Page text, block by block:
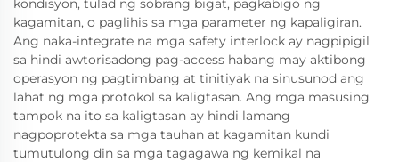
kagamitan, o paglihis sa mga parameter ng kapaligiran.
Ang naka-integrate na mga safety interlock ay nagpipigil
sa hindi awtorisadong pag-access habang may aktibong
operasyon ng pagtimbang at tinitiyak na sinusunod ang
lahat ng mga protokol sa kaligtasan. Ang mga masusing
tampok na ito sa kaligtasan ay hindi lamang
nagpoprotekta sa mga tauhan at kagamitan kundi
tumutulong din sa mga tagagawa ng kemikal na